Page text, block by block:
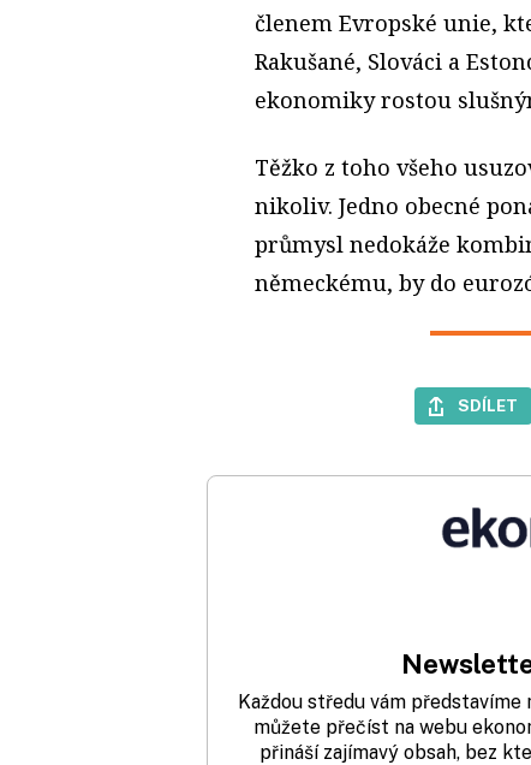
členem Evropské unie,
Rakušané, Slováci a
ekonomiky rostou
Těžko z toho všeho
nikoliv. Jedno obecné
průmysl nedokáže
německému, by do
SDÍLET
Každou středu vám
můžete přečíst na webu
přináší zajímavý obsah, bez